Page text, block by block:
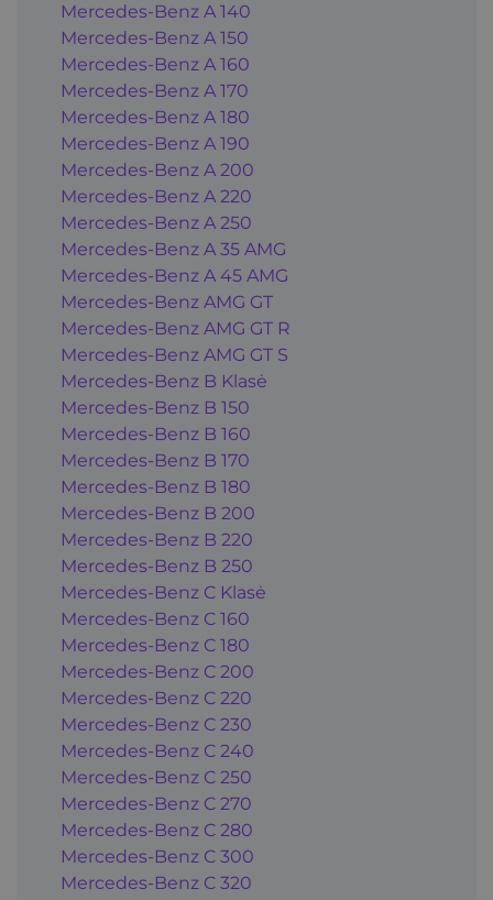
Mercedes-Benz A 140
Mercedes-Benz A 150
Mercedes-Benz A 160
Mercedes-Benz A 170
Mercedes-Benz A 180
Mercedes-Benz A 190
Mercedes-Benz A 200
Mercedes-Benz A 220
Mercedes-Benz A 250
Mercedes-Benz A 35 AMG
Mercedes-Benz A 45 AMG
Mercedes-Benz AMG GT
Mercedes-Benz AMG GT R
Mercedes-Benz AMG GT S
Mercedes-Benz B Klasė
Mercedes-Benz B 150
Mercedes-Benz B 160
Mercedes-Benz B 170
Mercedes-Benz B 180
Mercedes-Benz B 200
Mercedes-Benz B 220
Mercedes-Benz B 250
Mercedes-Benz C Klasė
Mercedes-Benz C 160
Mercedes-Benz C 180
Mercedes-Benz C 200
Mercedes-Benz C 220
Mercedes-Benz C 230
Mercedes-Benz C 240
Mercedes-Benz C 250
Mercedes-Benz C 270
Mercedes-Benz C 280
Mercedes-Benz C 300
Mercedes-Benz C 320